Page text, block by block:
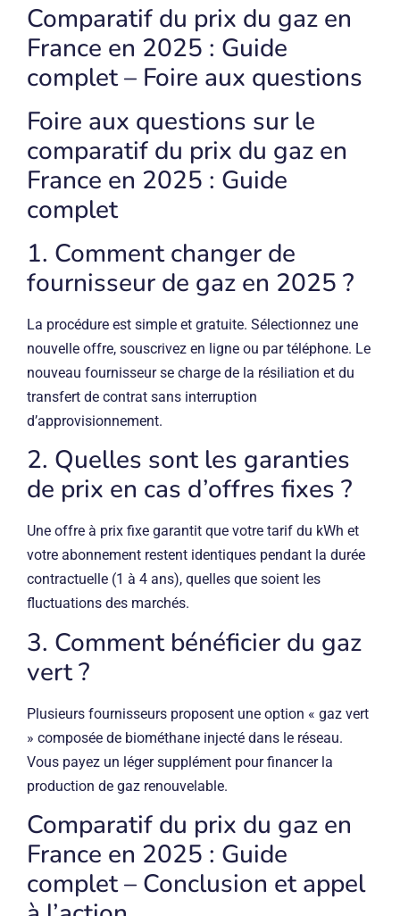
Comparatif du prix du gaz en
France en 2025 : Guide
complet – Foire aux questions
Foire aux questions sur le
comparatif du prix du gaz en
France en 2025 : Guide
complet
1. Comment changer de
fournisseur de gaz en 2025 ?
La procédure est simple et gratuite. Sélectionnez une
nouvelle offre, souscrivez en ligne ou par téléphone. Le
nouveau fournisseur se charge de la résiliation et du
transfert de contrat sans interruption
d’approvisionnement.
2. Quelles sont les garanties
de prix en cas d’offres fixes ?
Une offre à prix fixe garantit que votre tarif du kWh et
votre abonnement restent identiques pendant la durée
contractuelle (1 à 4 ans), quelles que soient les
fluctuations des marchés.
3. Comment bénéficier du gaz
vert ?
Plusieurs fournisseurs proposent une option « gaz vert
» composée de biométhane injecté dans le réseau.
Vous payez un léger supplément pour financer la
production de gaz renouvelable.
Comparatif du prix du gaz en
France en 2025 : Guide
complet – Conclusion et appel